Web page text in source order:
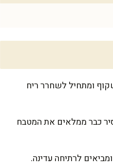
ומתחיל לשחרר ריח
2-3 דקות. האדים שיוצאים מהסיר כבר ממלאים את המטבח
לרתיחה עדינה.